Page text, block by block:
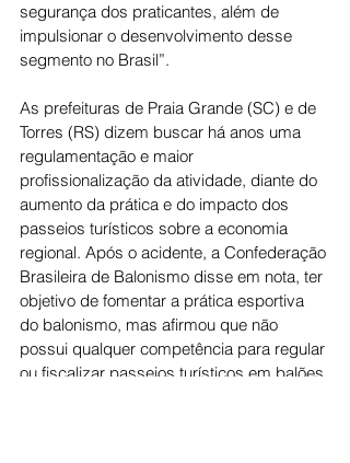
segurança dos praticantes, além de
impulsionar o desenvolvimento desse
segmento no Brasil”.
As prefeituras de Praia Grande (SC) e de
Torres (RS) dizem buscar há anos uma
regulamentação e maior
profissionalização da atividade, diante do
aumento da prática e do impacto dos
passeios turísticos sobre a economia
regional. Após o acidente, a Confederação
Brasileira de Balonismo disse em nota, ter
objetivo de fomentar a prática esportiva
do balonismo, mas afirmou que não
possui qualquer competência para regular
ou fiscalizar passeios turísticos em balões